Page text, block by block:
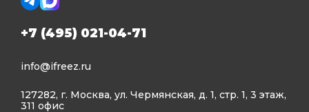
+7 (495) 021-04-71
info@ifreez.ru
127282, г. Москва, ул. Чермянская, д. 1, стр. 1, 3 этаж,
311 офис